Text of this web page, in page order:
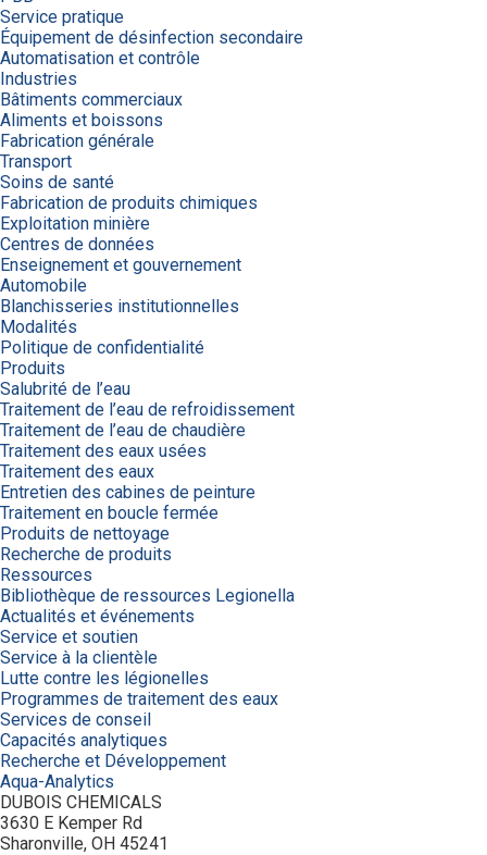
Service pratique
Équipement de désinfection secondaire
Automatisation et contrôle
Industries
Bâtiments commerciaux
Aliments et boissons
Fabrication générale
Transport
Soins de santé
Fabrication de produits chimiques
Exploitation minière
Centres de données
Enseignement et gouvernement
Automobile
Blanchisseries institutionnelles
Modalités
Politique de confidentialité
Produits
Salubrité de l’eau
Traitement de l’eau de refroidissement
Traitement de l’eau de chaudière
Traitement des eaux usées
Traitement des eaux
Entretien des cabines de peinture
Traitement en boucle fermée
Produits de nettoyage
Recherche de produits
Ressources
Bibliothèque de ressources Legionella
Actualités et événements
Service et soutien
Service à la clientèle
Lutte contre les légionelles
Programmes de traitement des eaux
Services de conseil
Capacités analytiques
Recherche et Développement
Aqua-Analytics
DUBOIS CHEMICALS
3630 E Kemper Rd
Sharonville, OH 45241